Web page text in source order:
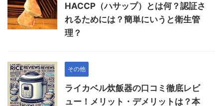
HACCP（ハサップ）とは何？認証さ
れるためには？簡単にいうと衛生管
理？
その他
ライカベル炊飯器の口コミ徹底レビ
ュー！メリット・デメリットは？本